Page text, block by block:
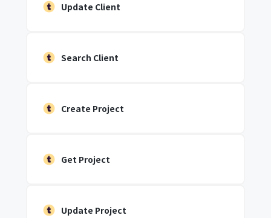
Update Client
Search Client
Create Project
Get Project
Update Project